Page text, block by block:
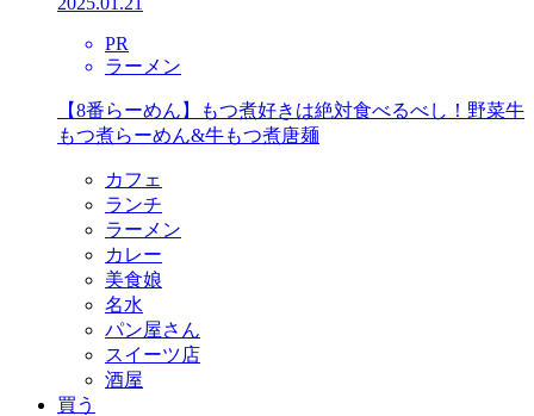
PR
ラーメン
【8番らーめん】もつ煮好きは絶対食べるべし！野菜牛
もつ煮らーめん&牛もつ煮唐麺
カフェ
ランチ
ラーメン
カレー
美食娘
名水
パン屋さん
スイーツ店
酒屋
買う